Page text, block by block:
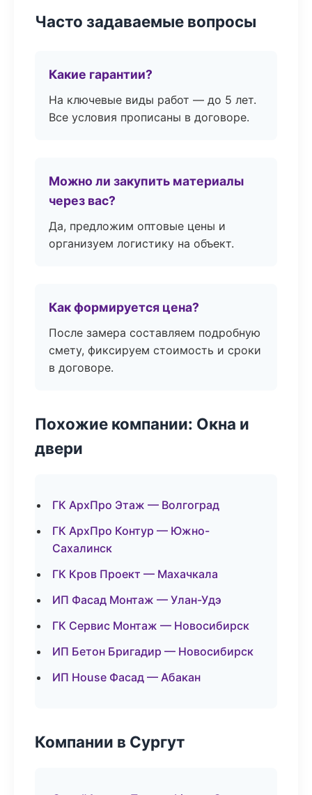
Часто задаваемые вопросы
Какие гарантии?
На ключевые виды работ — до 5 лет.
Все условия прописаны в договоре.
Можно ли закупить материалы
через вас?
Да, предложим оптовые цены и
организуем логистику на объект.
Как формируется цена?
После замера составляем подробную
смету, фиксируем стоимость и сроки
в договоре.
Похожие компании: Окна и
двери
ГК АрхПро Этаж — Волгоград
ГК АрхПро Контур — Южно-
Сахалинск
ГК Кров Проект — Махачкала
ИП Фасад Монтаж — Улан-Удэ
ГК Сервис Монтаж — Новосибирск
ИП Бетон Бригадир — Новосибирск
ИП House Фасад — Абакан
Компании в Сургут